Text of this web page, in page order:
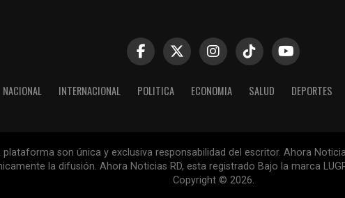
NACIONAL INTERNACIONAL POLITICA ECONOMIA SALUD DEPORTES
son única y exclusiva responsabilidad del escritor. Ahora
la difusión. Ahora Noticias RD, esta registrado Bajo la marca
Copyright © 2026.